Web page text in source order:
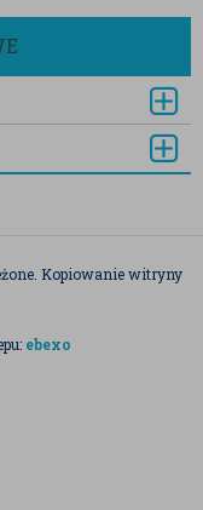
Kopiowanie witryny
ebexo